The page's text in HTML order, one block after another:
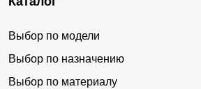
Выбор по модели
Выбор по назначению
Выбор по материалу